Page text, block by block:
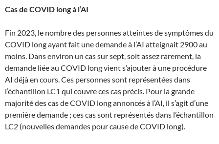
Cas de COVID long à l’AI
Fin 2023, le nombre des personnes atteintes de symptômes du
COVID long ayant fait une demande à l’AI atteignait 2900 au
moins. Dans environ un cas sur sept, soit assez rarement, la
demande liée au COVID long vient s’ajouter à une procédure
AI déjà en cours. Ces personnes sont représentées dans
l’échantillon LC1 qui couvre ces cas précis. Pour la grande
majorité des cas de COVID long annoncés à l’AI, il s’agit d’une
première demande ; ces cas sont représentés dans l’échantillon
LC2 (nouvelles demandes pour cause de COVID long).